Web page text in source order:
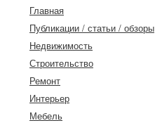
Главная
Публикации / статьи / обзоры
Недвижимость
Строительство
Ремонт
Интерьер
Мебель